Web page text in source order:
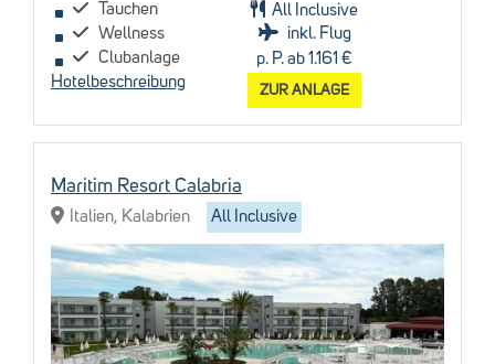
Tauchen
Wellness
Clubanlage
Hotelbeschreibung
All Inclusive
inkl. Flug
p. P. ab 1.161 €
ZUR ANLAGE
Maritim Resort Calabria
Italien, Kalabrien All Inclusive